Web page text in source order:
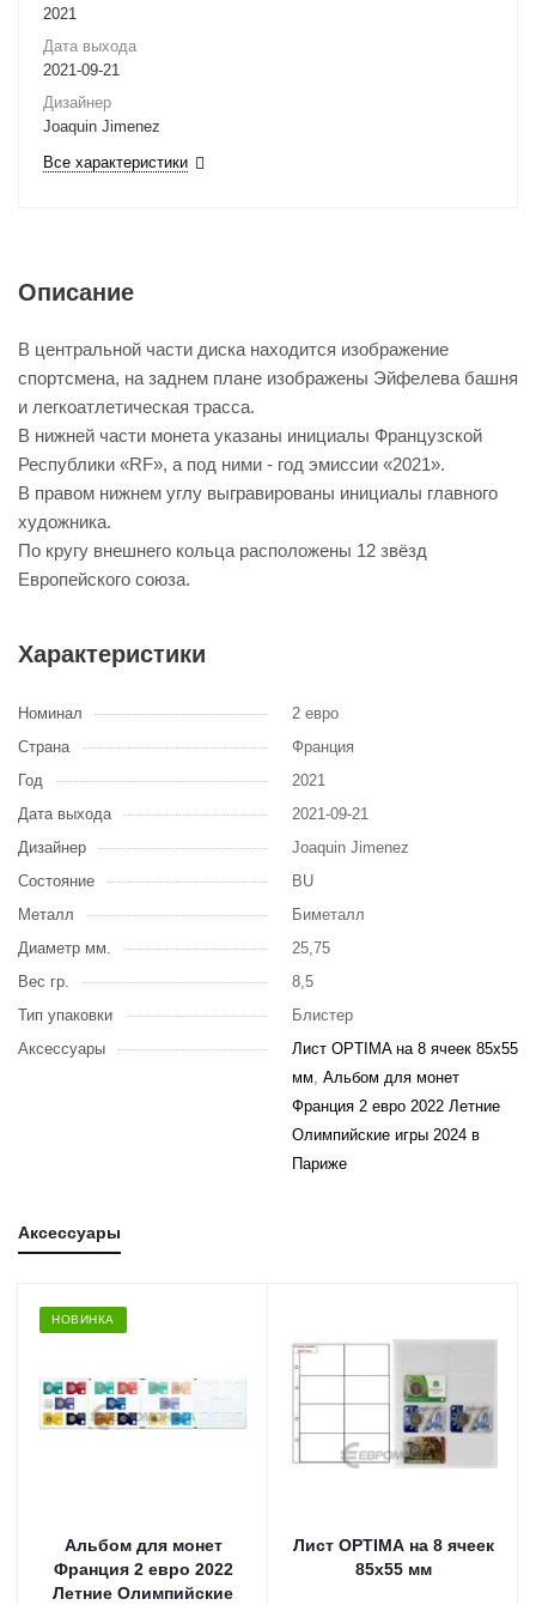
2021
Дата выхода
2021-09-21
Дизайнер
Joaquin Jimenez
Все характеристики
Описание
В центральной части диска находится изображение
спортсмена, на заднем плане изображены Эйфелева башня
и легкоатлетическая трасса.
В нижней части монета указаны инициалы Французской
Республики «RF», а под ними - год эмиссии «2021».
В правом нижнем углу выгравированы инициалы главного
художника.
По кругу внешнего кольца расположены 12 звёзд
Европейского союза.
Характеристики
Номинал
2 евро
Страна
Франция
Год
2021
Дата выхода
2021-09-21
Дизайнер
Joaquin Jimenez
Состояние
BU
Металл
Биметалл
Диаметр мм.
25,75
Вес гр.
8,5
Тип упаковки
Блистер
Аксессуары
Лист OPTIMA на 8 ячеек 85х55
мм, Альбом для монет
Франция 2 евро 2022 Летние
Олимпийские игры 2024 в
Париже
Аксессуары
НОВИНКА
Альбом для монет
Франция 2 евро 2022
Летние Олимпийские
Лист OPTIMA на 8 ячеек
85х55 мм